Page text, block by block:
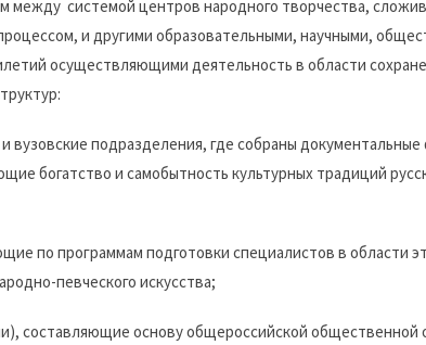
системой центров народного творчества,
и другими образовательными, научными,
осуществляющими деятельность в области
вузовские подразделения, где собраны
богатство и самобытность культурных традиций
по программам подготовки специалистов в области
певческого искусства;
составляющие основу общероссийской общественной